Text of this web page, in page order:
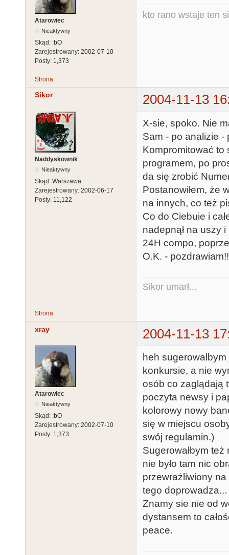
Atarowiec
Nieaktywny
Skąd: :bO
Zarejestrowany: 2002-07-10
Posty: 1,373
kto rano wstaje ten
Strona
Sikor 2004-11-13
Naddyskownik
Nieaktywny
Skąd: Warszawa
Zarejestrowany: 2002-06-17
Posty: 11,122
X-sie, spoko. Nie
Sam - po analizie -
Kompromitować to
programem, po
da się zrobić
Postanowiłem, że
na innych, co też
Co do Ciebuie i
nadepnął na uszy
24H compo,
O.K. -
Sikor umarł...
Strona
xray 2004-11-13
Atarowiec
Nieaktywny
Skąd: :bO
Zarejestrowany: 2002-07-10
Posty: 1,373
heh
konkursie, a nie
osób co zaglądają
poczyta newsy i
kolorowy nowy
się w miejscu
swój regulamin.)
Sugerowałbym też
nie było tam nic
przewrażliwiony
tego
Znamy sie nie od
dystansem to
peace.